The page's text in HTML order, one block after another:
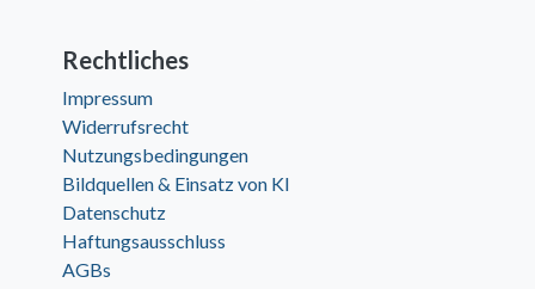
Rechtliches
Impressum
Widerrufsrecht
Nutzungsbedingungen
Bildquellen & Einsatz von KI
Datenschutz
Haftungsausschluss
AGBs